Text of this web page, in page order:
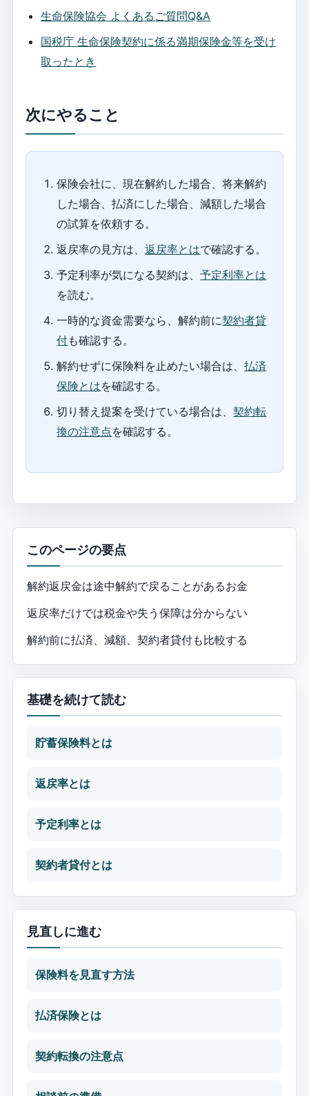
生命保険協会 よくあるご質問Q&A
国税庁 生命保険契約に係る満期保険金等を受け
取ったとき
次にやること
保険会社に、現在解約した場合、将来解約
した場合、払済にした場合、減額した場合
の試算を依頼する。
返戻率の見方は、返戻率とはで確認する。
予定利率が気になる契約は、予定利率とは
を読む。
一時的な資金需要なら、解約前に契約者貸
付も確認する。
解約せずに保険料を止めたい場合は、払済
保険とはを確認する。
切り替え提案を受けている場合は、契約転
換の注意点を確認する。
このページの要点
解約返戻金は途中解約で戻ることがあるお金
返戻率だけでは税金や失う保障は分からない
解約前に払済、減額、契約者貸付も比較する
基礎を続けて読む
貯蓄保険料とは
返戻率とは
予定利率とは
契約者貸付とは
見直しに進む
保険料を見直す方法
払済保険とは
契約転換の注意点